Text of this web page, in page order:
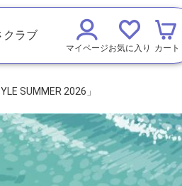
クラブ
マイページお気に入り カート
SUMMER 2026」